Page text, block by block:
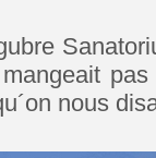
nous